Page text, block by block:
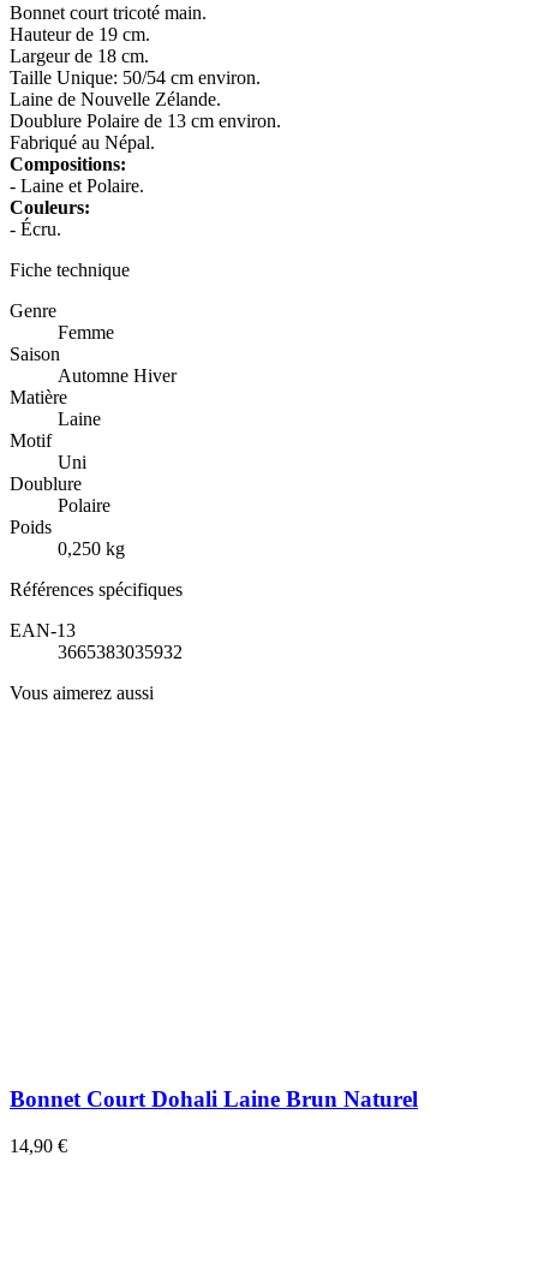
Bonnet court tricoté main.
Hauteur de 19 cm.
Largeur de 18 cm.
Taille Unique: 50/54 cm environ.
Laine de Nouvelle Zélande.
Doublure Polaire de 13 cm environ.
Fabriqué au Népal.
Compositions:
- Laine et Polaire.
Couleurs:
- Écru.
Fiche technique
Genre
Femme
Saison
Automne Hiver
Matière
Laine
Motif
Uni
Doublure
Polaire
Poids
0,250 kg
Références spécifiques
EAN-13
3665383035932
Vous aimerez aussi
Bonnet Court Dohali Laine Brun Naturel
14,90 €